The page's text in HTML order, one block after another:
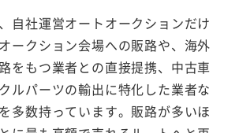
自社運営オートオークションだけ
ークション会場への販路や、海外
をもつ業者との直接提携、中古車
ルパーツの輸出に特化した業者な
多数持っています。販路が多いほ